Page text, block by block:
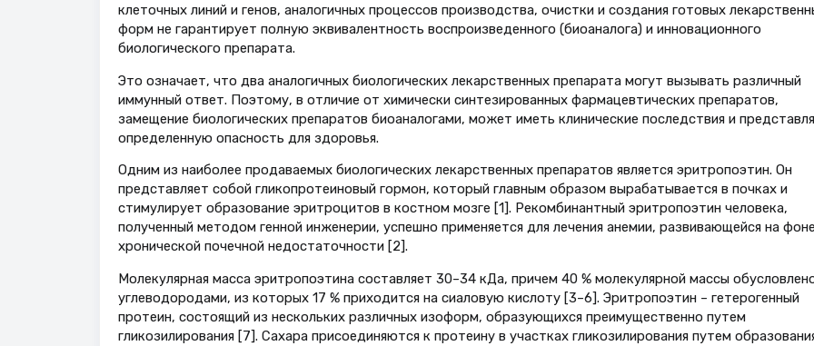
клеточных линий и генов, аналогичных процессов производства, очистки и создания готовых
форм не гарантирует полную эквивалентность воспроизведенного (биоаналога) и инновационного
биологического препарата.
Это означает, что два аналогичных биологических лекарственных препарата могут вызывать различный
иммунный ответ. Поэтому, в отличие от химически синтезированных фармацевтических препаратов,
замещение биологических препаратов биоаналогами, может иметь клинические последствия и
определенную опасность для здоровья.
Одним из наиболее продаваемых биологических лекарственных препаратов является эритропоэтин. Он
представляет собой гликопротеиновый гормон, который главным образом вырабатывается в почках и
стимулирует образование эритроцитов в костном мозге [1]. Рекомбинантный эритропоэтин человека,
полученный методом генной инженерии, успешно применяется для лечения анемии, развивающейся на фоне
хронической почечной недостаточности [2].
Молекулярная масса эритропоэтина составляет 30–34 кДа, причем 40 % молекулярной массы
углеводородами, из которых 17 % приходится на сиаловую кислоту [3–6]. Эритропоэтин – гетерогенный
протеин, состоящий из нескольких различных изоформ, образующихся преимущественно путем
гликозилирования [7]. Сахара присоединяются к протеину в участках гликозилирования путем